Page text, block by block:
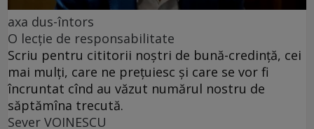
axa dus-întors
O lecție de responsabilitate
Scriu pentru cititorii noștri de bună-credință, cei
mai mulți, care ne prețuiesc și care se vor fi
încruntat cînd au văzut numărul nostru de
săptămîna trecută.
Sever VOINESCU